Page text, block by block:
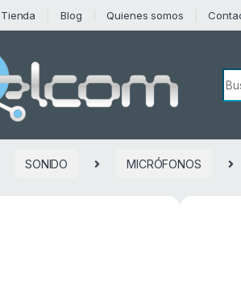
Tienda Blog Quienes somos
SONIDO MICRÓFONOS